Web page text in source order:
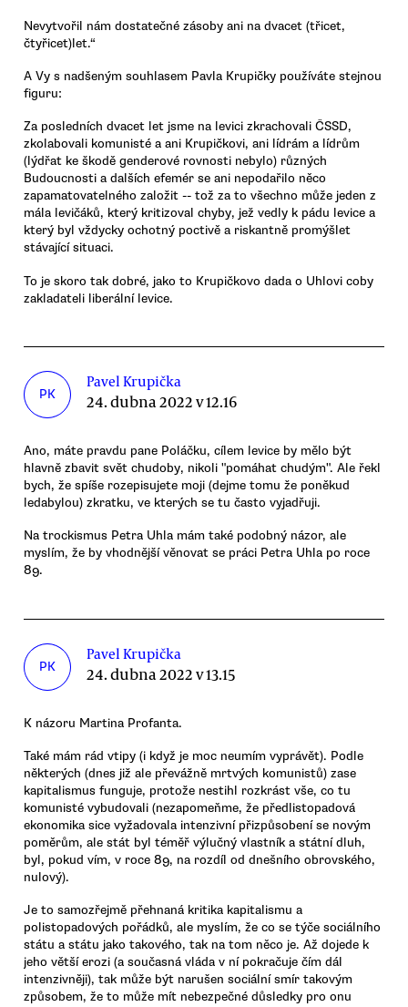
Nevytvořil nám dostatečné zásoby ani na dvacet (třicet,
čtyřicet)let.“
A Vy s nadšeným souhlasem Pavla Krupičky používáte stejnou
figuru:
Za posledních dvacet let jsme na levici zkrachovali ČSSD,
zkolabovali komunisté a ani Krupičkovi, ani lídrám a lídrům
(lýdřat ke škodě genderové rovnosti nebylo) různých
Budoucnosti a dalších efemér se ani nepodařilo něco
zapamatovatelného založit -- tož za to všechno může jeden z
mála levičáků, který kritizoval chyby, jež vedly k pádu levice a
který byl vždycky ochotný poctivě a riskantně promýšlet
stávající situaci.
To je skoro tak dobré, jako to Krupičkovo dada o Uhlovi coby
zakladateli liberální levice.
PK
Pavel Krupička
24. dubna 2022 v 12.16
Ano, máte pravdu pane Poláčku, cílem levice by mělo být
hlavně zbavit svět chudoby, nikoli "pomáhat chudým". Ale řekl
bych, že spíše rozepisujete moji (dejme tomu že poněkud
ledabylou) zkratku, ve kterých se tu často vyjadřuji.
Na trockismus Petra Uhla mám také podobný názor, ale
myslím, že by vhodnější věnovat se práci Petra Uhla po roce
89.
PK
Pavel Krupička
24. dubna 2022 v 13.15
K názoru Martina Profanta.
Také mám rád vtipy (i když je moc neumím vyprávět). Podle
některých (dnes již ale převážně mrtvých komunistů) zase
kapitalismus funguje, protože nestihl rozkrást vše, co tu
komunisté vybudovali (nezapomeňme, že předlistopadová
ekonomika sice vyžadovala intenzivní přizpůsobení se novým
poměrům, ale stát byl téměř výlučný vlastník a státní dluh,
byl, pokud vím, v roce 89, na rozdíl od dnešního obrovského,
nulový).
Je to samozřejmě přehnaná kritika kapitalismu a
polistopadových pořádků, ale myslím, že co se týče sociálního
státu a státu jako takového, tak na tom něco je. Až dojede k
jeho větší erozi (a současná vláda v ní pokračuje čím dál
intenzivněji), tak může být narušen sociální smír takovým
způsobem, že to může mít nebezpečné důsledky pro onu